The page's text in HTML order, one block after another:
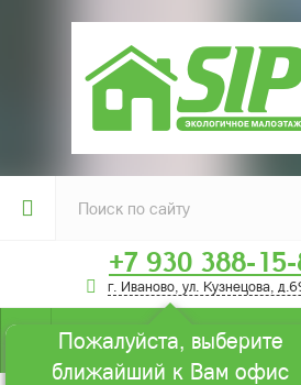
+7 930 388-
г. Иваново, ул. Кузнецова,
Пожалуйста, выберите
ближайший к Вам офис
Условия